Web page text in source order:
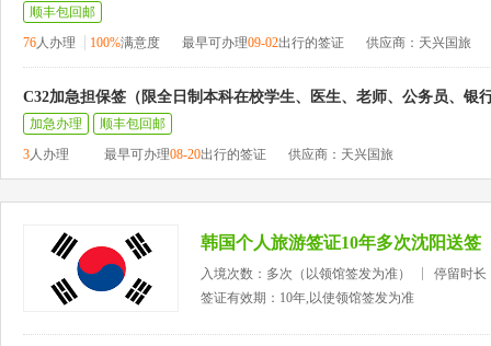
顺丰包回邮
76人办理 100%满意度 最早可办理09-02出行的签证 供应商：天兴国旅
C32加急担保签（限全日制本科在校学生、医生、老师、公务员、银
加急办理
顺丰包回邮
3人办理 最早可办理08-20出行的签证 供应商：天兴国旅
韩国个人旅游签证10年多次沈阳送签
入境次数：多次（以领馆签发为准）
停留时长
签证有效期：10年,以使领馆签发为准